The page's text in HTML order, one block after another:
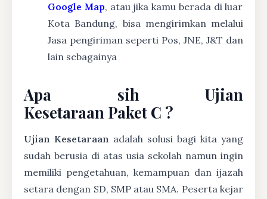
Google Map, atau jika kamu berada di luar
Kota Bandung, bisa mengirimkan melalui
Jasa pengiriman seperti Pos, JNE, J&T dan
lain sebagainya
Apa sih Ujian
Kesetaraan Paket C ?
Ujian Kesetaraan adalah solusi bagi kita yang
sudah berusia di atas usia sekolah namun ingin
memiliki pengetahuan, kemampuan dan ijazah
setara dengan SD, SMP atau SMA. Peserta kejar